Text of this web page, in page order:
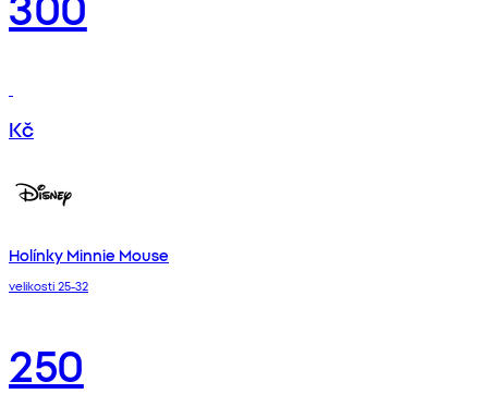
Kč
Holínky Minnie Mouse
velikosti 25-32
250